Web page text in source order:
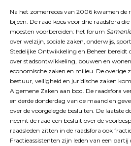
Na het zomerreces van 2006 kwamen de
bijeen. De raad koos voor drie raadsfora
moesten voorbereiden: het forum
over welzijn, sociale zaken, onderwijs,
Stedelijke Ontwikkeling en Beheer bereidt
over stadsontwikkeling, bouwen en
economische zaken en milieu. De overige
bestuur, veiligheid en juridische zaken
Algemene Zaken aan bod. De raadsfora
en derde donderdag van de maand en
over de voorgelegde besluiten. De laatste
neemt de raad een besluit over de
raadsleden zitten in de raadsfora ook
Fractieassistenten zijn leden van een partij